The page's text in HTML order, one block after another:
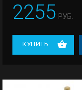
2255 РУБ.
КУПИТЬ